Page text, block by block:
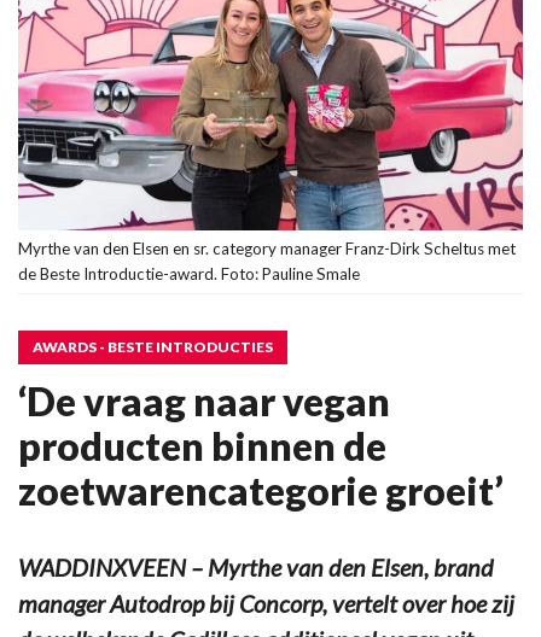
Myrthe van den Elsen en sr. category manager Franz-Dirk Scheltus met
de Beste Introductie-award. Foto: Pauline Smale
AWARDS - BESTE INTRODUCTIES
‘De vraag naar vegan
producten binnen de
zoetwarencategorie groeit’
WADDINXVEEN – Myrthe van den Elsen, brand
manager Autodrop bij Concorp, vertelt over hoe zij